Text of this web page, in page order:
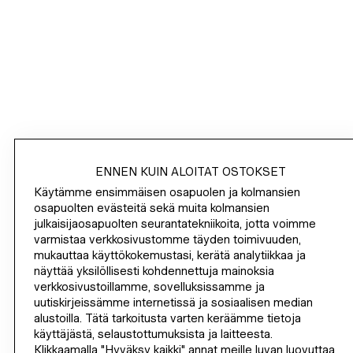
TIETOA YRITYKSESTÄ
OHJE
LIITY NYT
H&M
ENNEN KUIN ALOITAT OSTOKSET
Käytämme ensimmäisen osapuolen ja kolmansien
osapuolten evästeitä sekä muita kolmansien
julkaisijaosapuolten seurantatekniikoita, jotta voimme
varmistaa verkkosivustomme täyden toimivuuden,
mukauttaa käyttökokemustasi, kerätä analytiikkaa ja
näyttää yksilöllisesti kohdennettuja mainoksia
verkkosivustoillamme, sovelluksissamme ja
uutiskirjeissämme internetissä ja sosiaalisen median
alustoilla. Tätä tarkoitusta varten keräämme tietoja
käyttäjästä, selaustottumuksista ja laitteesta.
Klikkaamalla "Hyväksy kaikki" annat meille luvan luovuttaa